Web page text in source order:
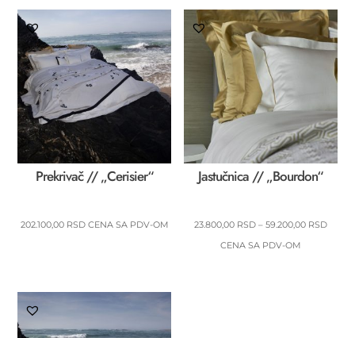
Prekrivač // „Cerisier“
202.100,00 RSD CENA SA PDV-OM
Jastučnica // „Bourdon“
23.800,00 RSD – 59.200,00 RSD
CENA SA PDV-OM